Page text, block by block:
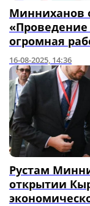
Минниханов
огромная
16-08-2025, 14:36
Рустам
открытии